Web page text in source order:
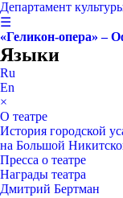
Департамент
☰
«Геликон-опера» –
Языки
Ru
En
×
О театре
История городской
на Большой
Пресса о театре
Награды театра
Дмитрий Бертман